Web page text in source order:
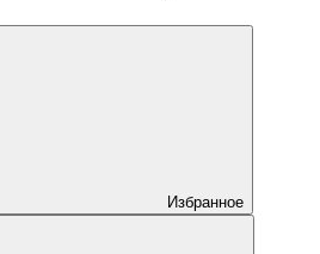
Избранное